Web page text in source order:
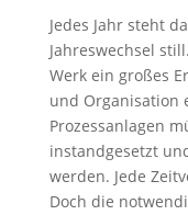
Jedes Jahr steht
Jahreswechsel
Werk ein großes
und Organisation
Prozessanlagen
instandgesetzt
werden. Jede
Doch die